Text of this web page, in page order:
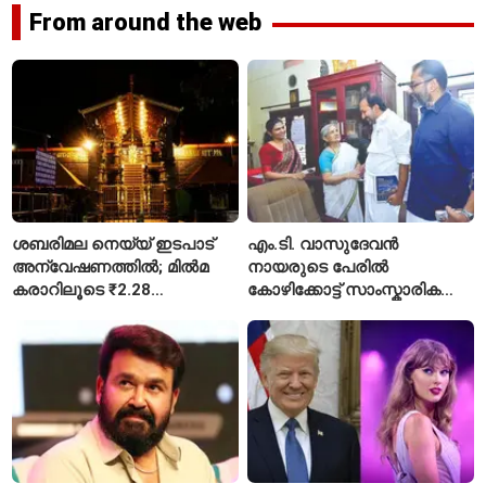
From around the web
ശബരിമല നെയ്യ് ഇടപാട്
അന്വേഷണത്തിൽ; മിൽമ
കരാറിലൂടെ ₹2.28
എഫ്ഐആർ
എം.ടി. വാസുദേവൻ
നായരുടെ പേരിൽ
കോഴിക്കോട്ട് സാംസ്കാരിക
പ്രവർത്തനങ്ങൾക്ക് ₹50
കോടി